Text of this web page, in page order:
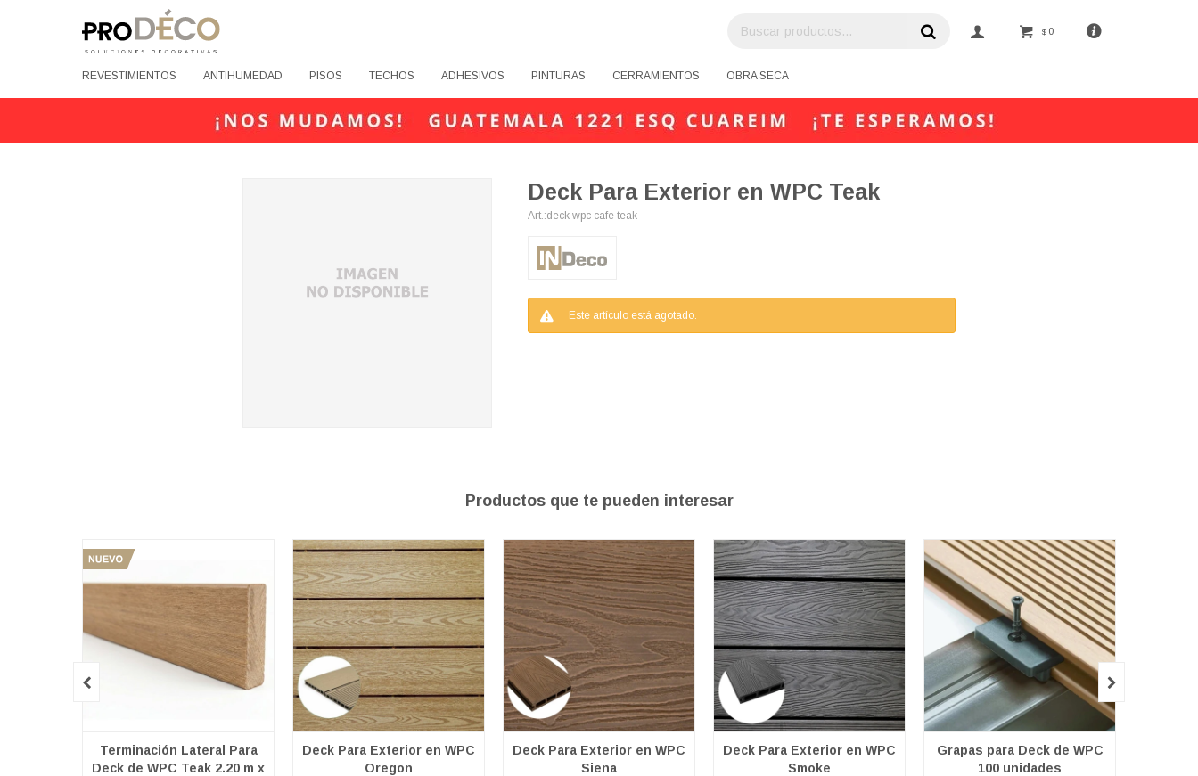
REVESTIMIENTOS ANTIHUMEDAD PISOS TECHOS ADHESIVOS PINTURAS CERRAMIENTOS OBRA SECA
$ 0
Deck Para Exterior en WPC Teak
deck wpc cafe teak
Este artículo está agotado.
Productos que te pueden interesar
Terminación Lateral Para
Deck de WPC Teak 2.20 m x
Deck Para Exterior en WPC
Oregon
Deck Para Exterior en WPC
Siena
Deck Para Exterior en WPC
Smoke
Grapas para Deck de WPC
100 unidades
 